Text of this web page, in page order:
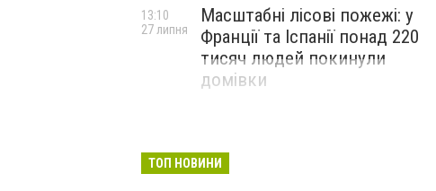
Масштабні лісові пожежі: у
Франції та Іспанії понад 220
тисяч людей покинули
домівки
13:10
27 липня
ТОП НОВИНИ